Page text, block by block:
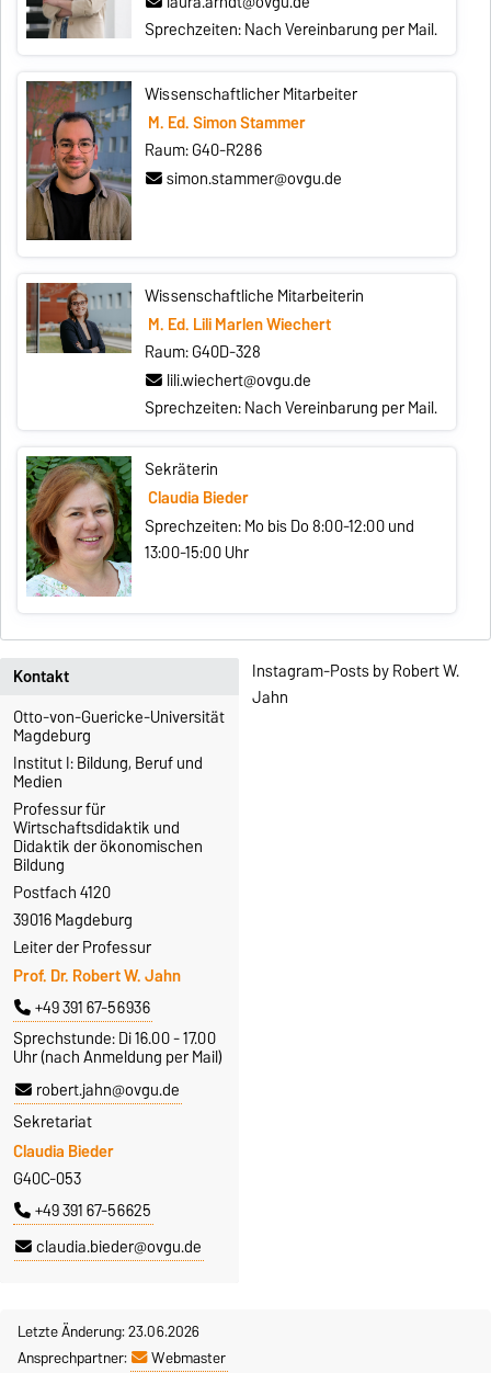
Sprechzeiten: Nach Vereinbarung per Mail.
Wissenschaftlicher Mitarbeiter
M. Ed. Simon Stammer
Raum: G40-R286
simon.stammer@ovgu.de
Wissenschaftliche Mitarbeiterin
M. Ed. Lili Marlen Wiechert
Raum: G40D-328
lili.wiechert@ovgu.de
Sprechzeiten: Nach Vereinbarung per Mail.
Sekräterin
Claudia Bieder
Sprechzeiten: Mo bis Do 8:00-12:00 und
13:00-15:00 Uhr
Kontakt
Otto-von-Guericke-Universität
Magdeburg
Institut I: Bildung, Beruf und
Medien
Professur für
Wirtschaftsdidaktik und
Didaktik der ökonomischen
Bildung
Postfach 4120
39016 Magdeburg
Leiter der Professur
Prof. Dr. Robert W. Jahn
+49 391 67-56936
Sprechstunde: Di 16.00 - 17.00
Uhr (nach Anmeldung per Mail)
robert.jahn@ovgu.de
Sekretariat
Claudia Bieder
G40C-053
+49 391 67-56625
claudia.bieder@ovgu.de
Instagram-Posts by Robert W.
Jahn
Letzte Änderung: 23.06.2026
Ansprechpartner:
Webmaster